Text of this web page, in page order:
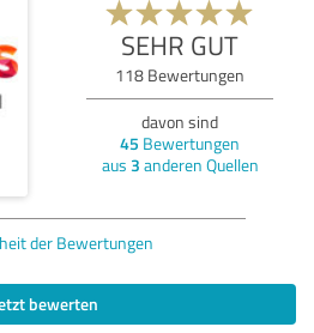
SEHR GUT
118 Bewertungen
davon sind
45 Bewertungen
aus 3 anderen Quellen
der Bewertungen
bewerten